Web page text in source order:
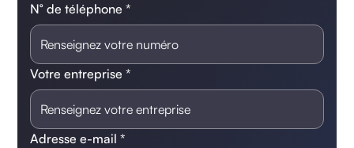
N° de téléphone *
Votre entreprise *
Adresse e-mail *